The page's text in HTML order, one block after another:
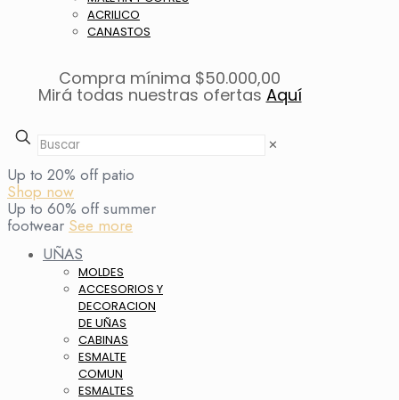
ACRILICO
CANASTOS
Compra mínima $50.000,00
Mirá todas nuestras ofertas Aquí
✕
Up to 20% off patio
Shop now
Up to 60% off summer
footwear See more
UÑAS
MOLDES
ACCESORIOS Y
DECORACION
DE UÑAS
CABINAS
ESMALTE
COMUN
ESMALTES